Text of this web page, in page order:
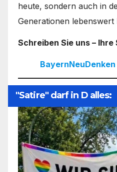
heute, sondern auch in
Generationen lebenswert
Schreiben Sie uns –
"Satire" darf in D alles: